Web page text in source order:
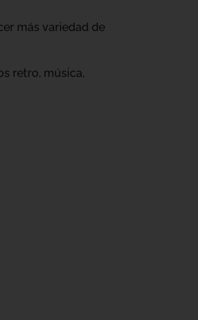
más variedad de
retro, música,